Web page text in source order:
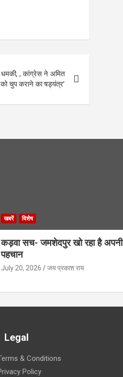
धमकी, , कांग्रेस ने अमित
को चुप कराने का षड्यंत्र’
खबरें विशेष
कड़वा सच- जमशेदपुर खो रहा है अपनी
पहचान
July 20, 2026 जय प्रकाश राय
Legal
& Conditions
Policy